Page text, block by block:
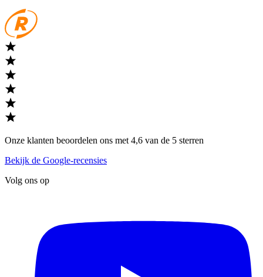
Onze klanten beoordelen ons met 4,6 van de 5 sterren
Bekijk de Google-recensies
Volg ons op